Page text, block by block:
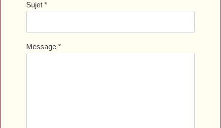
Sujet *
Message *